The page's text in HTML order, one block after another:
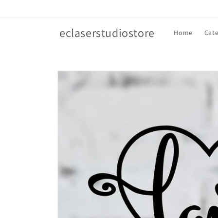
eclaserstudiostore Home
Passa alle
informazioni
sul prodotto